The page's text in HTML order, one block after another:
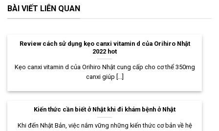
BÀI VIẾT LIÊN QUAN
Review cách sử dụng kẹo canxi vitamin d của Orihiro Nhật
2022 hot
Kẹo canxi vitamin d của Orihiro Nhật cung cấp cho cơ thể 350mg
canxi giúp [...]
Kiến thức cần biết ở Nhật khi đi khám bệnh ở Nhật
Khi đến Nhật Bản, việc nắm vững những kiến thức cơ bản về hệ